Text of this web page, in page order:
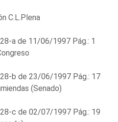
C.L.Plena
a de 11/06/1997 Pág.: 1
28-b de 23/06/1997 Pág.: 17
(Senado)
28-c de 02/07/1997 Pág.: 19